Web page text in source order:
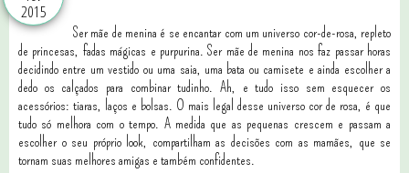
2015
Ser mãe de menina é se encantar com um universo cor-de-rosa, repleto
de princesas, fadas mágicas e purpurina. Ser mãe de menina nos faz passar horas
decidindo entre um vestido ou uma saia, uma bata ou camisete e ainda escolher a
dedo os calçados para combinar tudinho. Ah, e tudo isso sem esquecer os
acessórios: tiaras, laços e bolsas. O mais legal desse universo cor de rosa, é que
tudo só melhora com o tempo. A medida que as pequenas crescem e passam a
escolher o seu próprio look, compartilham as decisões com as mamães, que se
tornam suas melhores amigas e também confidentes.